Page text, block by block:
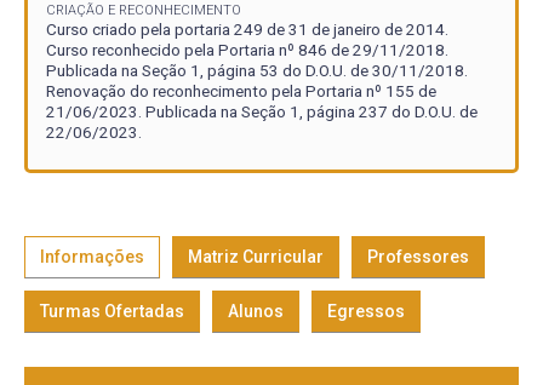
CRIAÇÃO E RECONHECIMENTO
Curso criado pela portaria 249 de 31 de janeiro de 2014.
Curso reconhecido pela Portaria nº 846 de 29/11/2018.
Publicada na Seção 1, página 53 do D.O.U. de 30/11/2018.
Renovação do reconhecimento pela Portaria nº 155 de
21/06/2023. Publicada na Seção 1, página 237 do D.O.U. de
22/06/2023.
Informações Matriz Curricular Professores
Turmas Ofertadas Alunos Egressos